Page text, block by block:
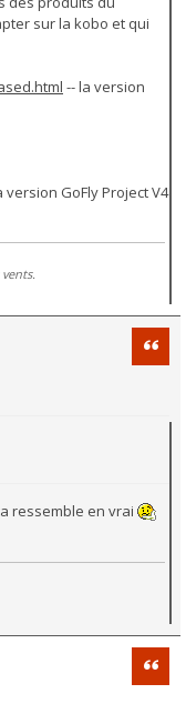
sur la kobo et qui
-- la version
version GoFly Project V4
ressemble en vrai